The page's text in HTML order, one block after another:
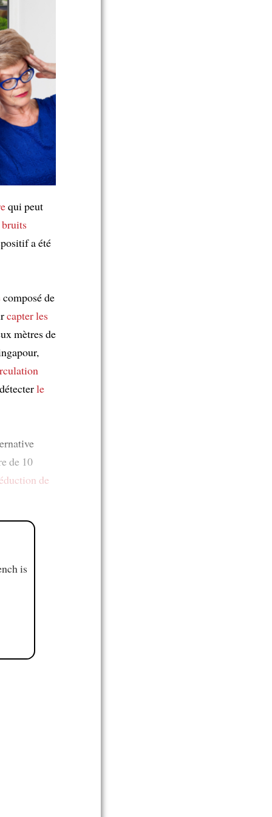
qui peut
bruits
a été
composé de
capter les
mètres de
le
de 10
de
is